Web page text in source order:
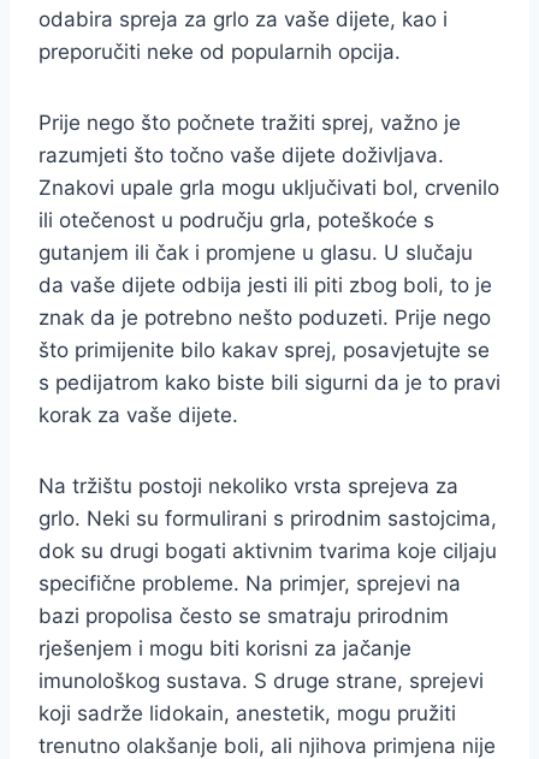
odabira spreja za grlo za vaše dijete, kao i
preporučiti neke od popularnih opcija.
Prije nego što počnete tražiti sprej, važno je
razumjeti što točno vaše dijete doživljava.
Znakovi upale grla mogu uključivati bol, crvenilo
ili otečenost u području grla, poteškoće s
gutanjem ili čak i promjene u glasu. U slučaju
da vaše dijete odbija jesti ili piti zbog boli, to je
znak da je potrebno nešto poduzeti. Prije nego
što primijenite bilo kakav sprej, posavjetujte se
s pedijatrom kako biste bili sigurni da je to pravi
korak za vaše dijete.
Na tržištu postoji nekoliko vrsta sprejeva za
grlo. Neki su formulirani s prirodnim sastojcima,
dok su drugi bogati aktivnim tvarima koje ciljaju
specifične probleme. Na primjer, sprejevi na
bazi propolisa često se smatraju prirodnim
rješenjem i mogu biti korisni za jačanje
imunološkog sustava. S druge strane, sprejevi
koji sadrže lidokain, anestetik, mogu pružiti
trenutno olakšanje boli, ali njihova primjena nije